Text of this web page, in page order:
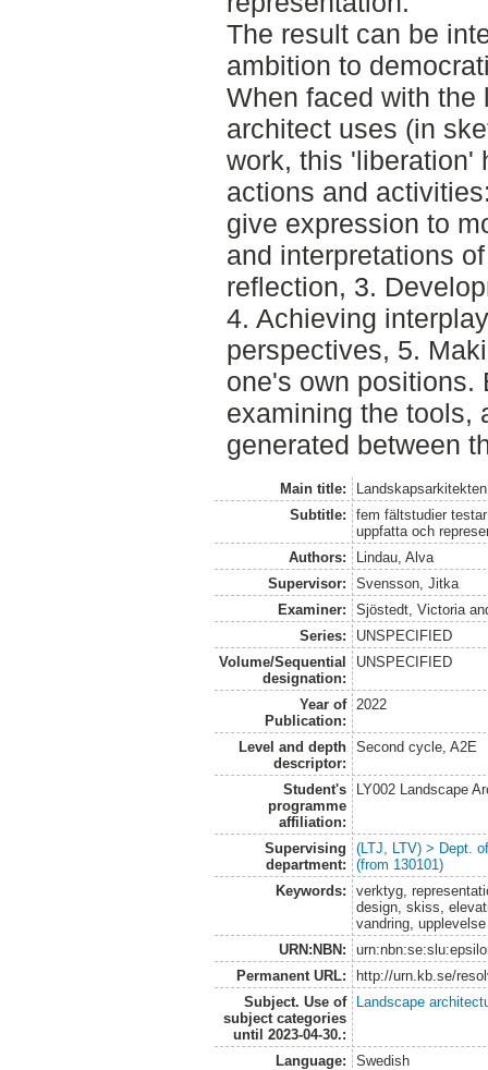
The result can be
ambition to
When faced with the
architect uses (in
work, this 'liberation'
actions and
give expression to
and interpretations
reflection, 3.
4. Achieving
perspectives, 5.
one's own positions.
examining the tools,
generated between
Main title:
Subtitle:
fem fältstudier
uppfatta och
Authors:
Lindau, Alva
Supervisor:
Svensson, Jitka
Examiner:
Sjöstedt, Victoria
Series:
UNSPECIFIED
Volume/Sequential
designation:
UNSPECIFIED
Year of
Publication:
2022
Level and depth
descriptor:
Second cycle, A2E
Student's
programme
affiliation:
LY002 Landscape
Supervising
department:
(LTJ, LTV) > Dept.
(from 130101)
Keywords:
verktyg,
design, skiss,
vandring, upplevelse
URN:NBN:
Permanent URL:
http://urn.kb.se/
Subject. Use of
subject categories
until 2023-04-30.:
Landscape
Language:
Swedish